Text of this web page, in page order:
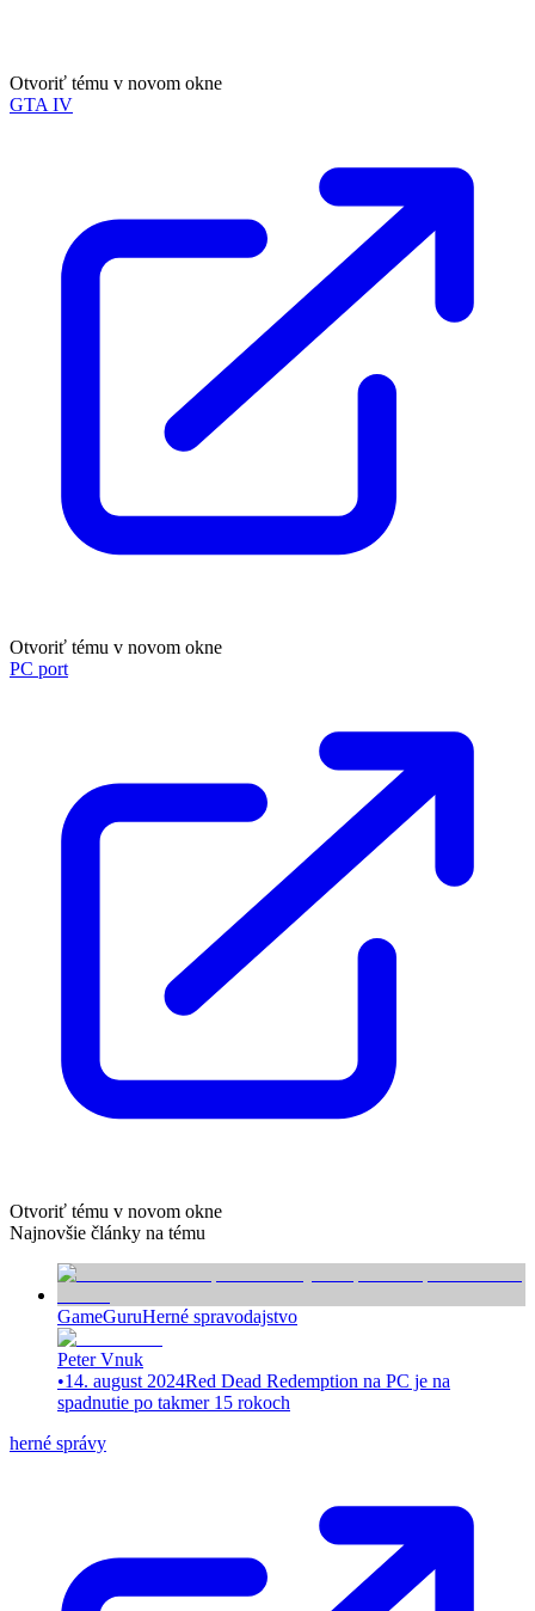
Otvoriť tému v novom okne
GTA IV
Otvoriť tému v novom okne
PC port
Otvoriť tému v novom okne
Najnovšie články na tému
GameGuruHerné spravodajstvo
Peter Vnuk
•14. august 2024Red Dead Redemption na PC je na
spadnutie po takmer 15 rokoch
herné správy